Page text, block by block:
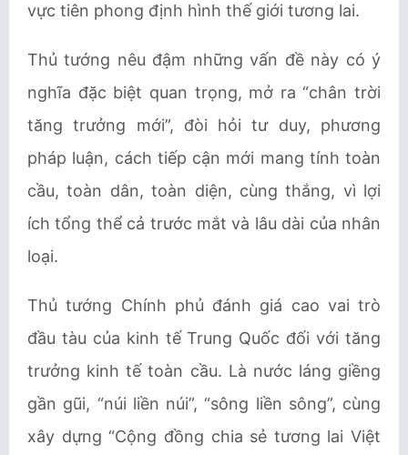
vực tiên phong định hình thế giới tương lai.
Thủ tướng nêu đậm những vấn đề này có ý
nghĩa đặc biệt quan trọng, mở ra “chân trời
tăng trưởng mới”, đòi hỏi tư duy, phương
pháp luận, cách tiếp cận mới mang tính toàn
cầu, toàn dân, toàn diện, cùng thắng, vì lợi
ích tổng thể cả trước mắt và lâu dài của nhân
loại.
Thủ tướng Chính phủ đánh giá cao vai trò
đầu tàu của kinh tế Trung Quốc đối với tăng
trưởng kinh tế toàn cầu. Là nước láng giềng
gần gũi, “núi liền núi”, “sông liền sông”, cùng
xây dựng “Cộng đồng chia sẻ tương lai Việt